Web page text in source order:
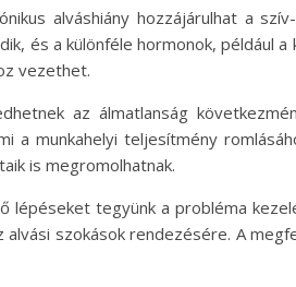
alváshiány hozzájárulhat a
és a különféle hormonok, például
vezethet.
az álmatlanság
munkahelyi teljesítmény
is megromolhatnak.
tegyünk a probléma
szokások rendezésére. A